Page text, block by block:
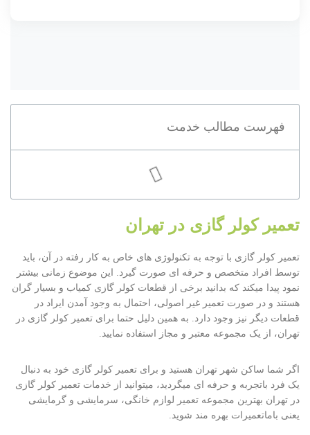
تعمیر کولر گازی در تهران
تعمیر کولر گازی با توجه به تکنولوژی های خاص به کار رفته در آن، باید
توسط افراد متخصص و حرفه ای صورت گیرد. این موضوع زمانی بیشتر
نمود پیدا میکند که بدانید برخی از قطعات کولر گازی کمیاب و بسیار گران
هستند و در صورت تعمیر غیر اصولی، احتمال به وجود آمدن ایراد در
قطعات دیگر نیز وجود دارد. به همین دلیل حتما برای تعمیر کولر گازی در
تهران، از یک مجموعه معتبر و مجاز استفاده نمایید.
اگر شما ساکن شهر تهران هستید و برای تعمیر کولر گازی خود به دنبال
یک فرد باتجربه و حرفه ای میگردید، میتوانید از خدمات تعمیر کولر گازی
در تهران بهترین مجموعه تعمیر لوازم خانگی، سرمایشی و گرمایشی
یعنی باماتعمیرات بهره مند شوید.
فهرست مطالب خدمت